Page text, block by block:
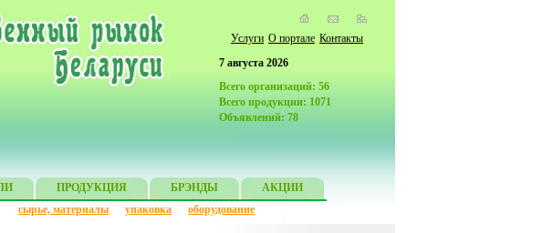
7 августа 2026
Всего организаций: 56
Всего продукции: 1071
Объявлений: 78
ПРОДУКЦИЯ БРЭНДЫ
АКЦИИ
сырье, материалы
упаковка оборудование
Услуги О портале Контакты